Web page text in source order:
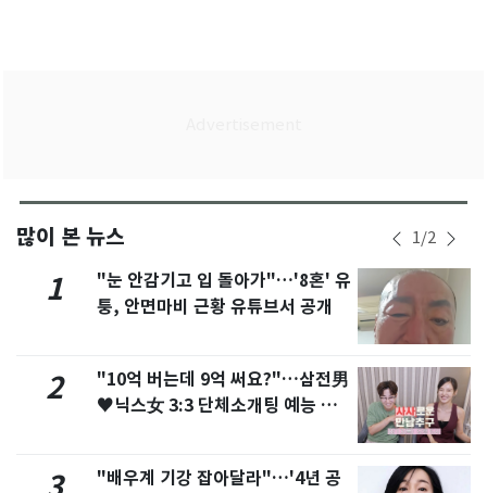
많이 본 뉴스 1/2
1
"눈 안감기고 입 돌아가"…'8혼' 유
퉁, 안면마비 근황 유튜브서 공개
2
"10억 버는데 9억 써요?"…삼전男
♥닉스女 3:3 단체소개팅 예능 화
"배우계 기강 잡아달라"…'4년 공